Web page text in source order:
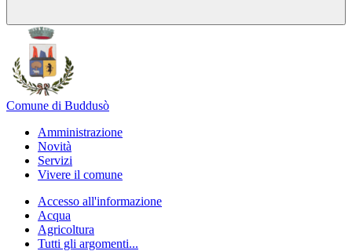
Comune di Buddusò
Amministrazione
Novità
Servizi
Vivere il comune
Accesso all'informazione
Acqua
Agricoltura
Tutti gli argomenti...